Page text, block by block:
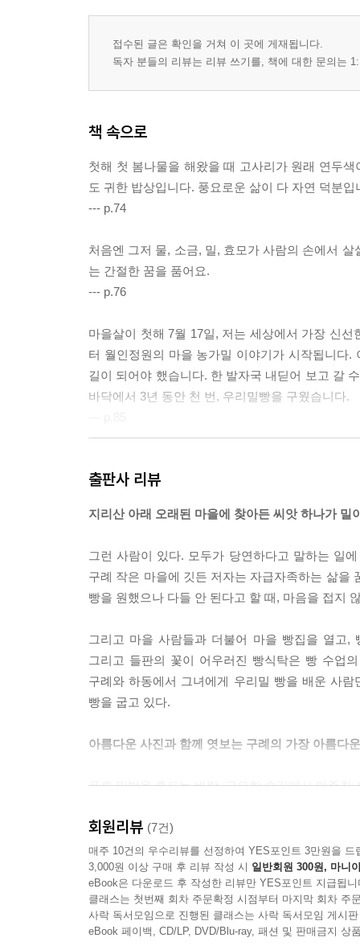
접수된 글은 확인을 거쳐 이 곳에 게재됩니다.
독자 분들의 리뷰는 리뷰 쓰기를, 책에 대한 문의는
책 속으로
첫해 첫 봄나물을 해왔을 때 고사리가 원래 연두
도 귀한 밥상입니다. 풍요로운 삶이 다 자연 덕분
--- p.74
처음엔 그저 물, 소금, 밀, 효모가 사람의 손에서
는 간절한 꿈을 품어요.
--- p.76
마을살이 첫해 7월 17일, 저는 세상에서 가장 신
터 월인정원의 마을 농가밀 이야기가 시작됩니다
길이 되어야 했습니다. 한 발자국 내딛어 보고 갈
바닥에서 3년 동안 천 번, 우리밀빵을 구웠습니다.
연결되는 이야기는 하나의 식탁으로 이어졌습니다
백 도의 불길을 걸어 나와야 비로소 세상의 가치
너갑니다. 먹을 수 없는 반죽이 황금빛 빵으로 도
출판사 리뷰
지리산 아래 오래된 마을에 찾아든 씨앗 하나가 밀
그런 사람이 있다. 모두가 당연하다고 말하는 일
구례 작은 마을에 깃든 저자는 자급자족하는 삶을
빵을 원했으나 다들 안 된다고 할 때, 마음을 접지
그리고 마을 사람들과 더불어 마을 빵집을 열고
그리고 들판의 꽃이 어우러진 빵식탁은 빵 수업
구례와 하동에서 그녀에게 우리밀 빵을 배운 사
빵을 굽고 있다.
아름다운 사진과 함께 엿보는 구례의 가장 아름다
푸른 밀밭을 흔드는 바람, 고요한 숲길에서 마주
부엌에서 이웃 농가가 길러 낸 밀과 어우러져 식
파스타, 햇감자 와플, 통밤빵, 당근 케이크 등 저자
회원리뷰 (7건)
매주 10건의 우수리뷰를 선정하여 YES포인트 3만원을 드
3,000원 이상 구매 후 리뷰 작성 시 일반회원 300원, 마니
eBook은 다운로드 후 작성한 리뷰만 YES포인트 지급됩니
클래스는 첫번째 회차 주문확정 시점부터 마지막 회차 주
사락 독서모임으로 진행된 클래스는 사락 독서모임 게시
eBook 페이백, CD/LP, DVD/Blu-ray, 패션 및 판매금지 상